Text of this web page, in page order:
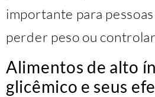
importante para
perder peso ou
Alimentos de alto
glicêmico e seus